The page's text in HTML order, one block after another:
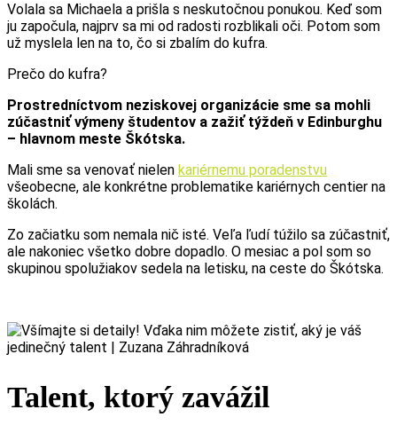
Volala sa Michaela a prišla s neskutočnou ponukou. Keď som
ju započula, najprv sa mi od radosti rozblikali oči. Potom som
už myslela len na to, čo si zbalím do kufra.
Prečo do kufra?
Prostredníctvom neziskovej organizácie sme sa mohli
zúčastniť výmeny študentov a zažiť týždeň v Edinburghu
– hlavnom meste Škótska.
Mali sme sa venovať nielen kariérnemu poradenstvu
všeobecne, ale konkrétne problematike kariérnych centier na
školách.
Zo začiatku som nemala nič isté. Veľa ľudí túžilo sa zúčastniť,
ale nakoniec všetko dobre dopadlo. O mesiac a pol som so
skupinou spolužiakov sedela na letisku, na ceste do Škótska.
Talent, ktorý zavážil